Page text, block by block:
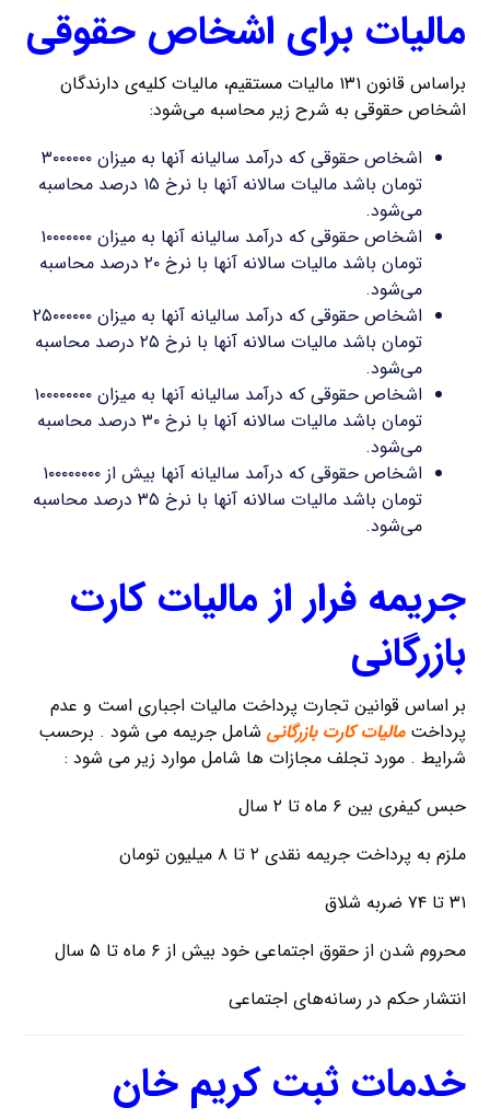
مالیات برای اشخاص حقوقی
براساس قانون ۱۳۱ مالیات‌ مستقیم، مالیات کلیه‌ی دارندگان
اشخاص حقوقی به شرح زیر محاسبه می‌شود:
اشخاص حقوقی که درآمد سالیانه آنها به میزان ۳۰۰۰۰۰۰
تومان باشد مالیات سالانه آنها با نرخ ۱۵ درصد محاسبه
می‌شود.
اشخاص حقوقی که درآمد سالیانه آنها به میزان ۱۰۰۰۰۰۰۰
تومان باشد مالیات سالانه آنها با نرخ ۲۰ درصد محاسبه
می‌شود.
اشخاص حقوقی که درآمد سالیانه آنها به میزان ۲۵۰۰۰۰۰۰
تومان باشد مالیات سالانه آنها با نرخ ۲۵ درصد محاسبه
می‌شود.
اشخاص حقوقی که درآمد سالیانه آنها به میزان ۱۰۰۰۰۰۰۰۰
تومان باشد مالیات سالانه آنها با نرخ ۳۰ درصد محاسبه
می‌شود.
اشخاص حقوقی که درآمد سالیانه آنها بیش از ۱۰۰۰۰۰۰۰۰
تومان باشد مالیات سالانه آنها با نرخ ۳۵ درصد محاسبه
می‌شود.
جریمه فرار از مالیات کارت
بازرگانی
بر اساس قوانین تجارت پرداخت مالیات اجباری است و عدم
پرداختمالیات کارت بازرگانی شامل جریمه می شود . برحسب
شرایط . مورد تجلف مجازات ها شامل موارد زیر می شود :
حبس کیفری بین ۶ ماه تا ۲ سال
ملزم به پرداخت جریمه نقدی ۲ تا ۸ میلیون تومان
۳۱ تا ۷۴ ضربه شلاق
محروم شدن از حقوق اجتماعی خود بیش از ۶ ماه تا ۵ سال
انتشار حکم در رسانه‌های اجتماعی
خدمات ثبت کریم خان